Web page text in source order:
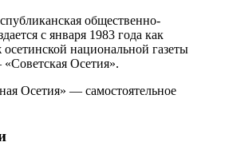
общественно-
с января 1983 года как
национальной газеты
Осетия».
Осетия» — самостоятельное